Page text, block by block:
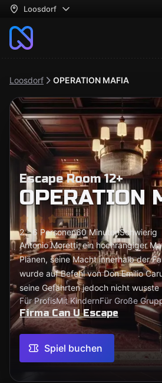
Loosdorf
Loosdorf OPERATION MAFIA
Escape Room 12+
OPERATION
2 - 6 Personen60 MinutenSchwierig
Antonio Moretti, ein hochrangiger
Plänen, seine Macht innerhalb der
wurde auf Befehl von Don Emilio
seine Gefährten jedoch nicht wusste
Für ProfisMit KindernFür Große
Firma Can U Escape
Spiel buchen